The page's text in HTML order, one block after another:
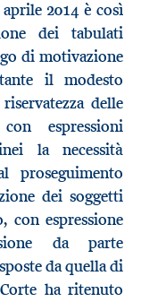
2014 è così
dei tabulati
di motivazione
il modesto
delle
espressioni
la necessità
proseguimento
dei soggetti
espressione
da parte
da quella di
ha ritenuto